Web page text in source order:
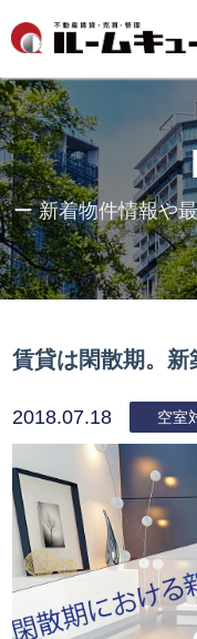
ー 新着物件情報や
賃貸は閑散期。新
2018.07.18 空室